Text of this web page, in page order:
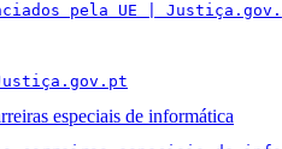
pela UE |
especiais de informática